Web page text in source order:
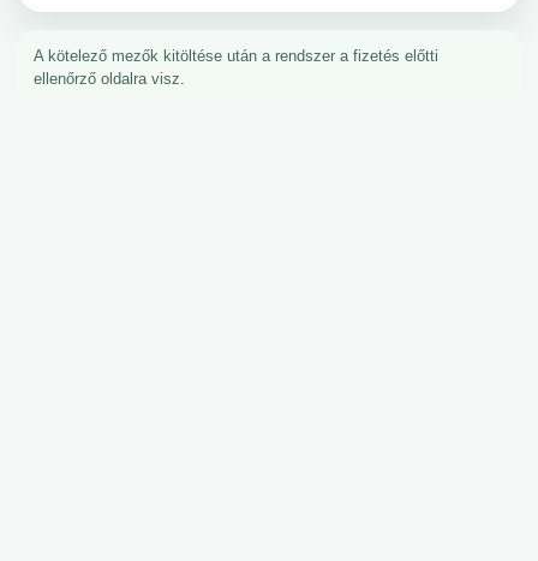
A kötelező mezők kitöltése után a rendszer a fizetés előtti
ellenőrző oldalra visz.